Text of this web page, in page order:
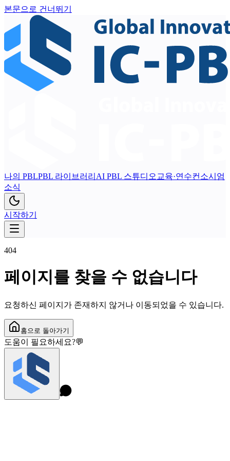
본문으로 건너뛰기
나의 PBLPBL 라이브러리 AI PBL 스튜디오 교육·연수컨소시엄
소식
시작하기
404
페이지를 찾을 수 없습니다
요청하신 페이지가 존재하지 않거나 이동되었을 수 있습니다.
홈으로 돌아가기
도움이 필요하세요?💬